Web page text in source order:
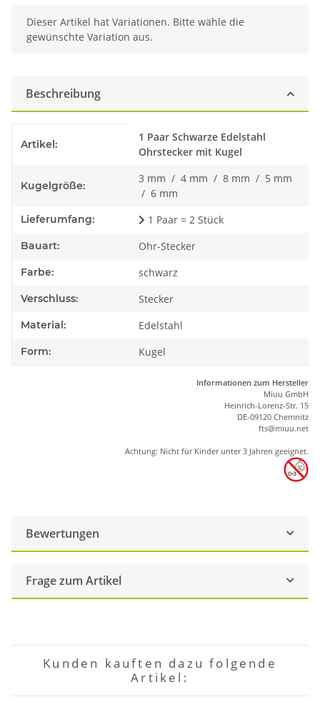
x
Dieser Artikel hat Variationen. Bitte wähle die
gewünschte Variation aus.
Beschreibung
Artikel:
1 Paar Schwarze Edelstahl
Ohrstecker mit Kugel
Kugelgröße:
3 mm / 4 mm / 8 mm / 5 mm
/ 6 mm
Lieferumfang: 1 Paar = 2 Stück
Bauart: Ohr-Stecker
Farbe: schwarz
Verschluss: Stecker
Material: Edelstahl
Form: Kugel
Informationen zum Hersteller
Miuu GmbH
Heinrich-Lorenz-Str. 15
DE-09120 Chemnitz
fts@miuu.net
Achtung: Nicht für Kinder unter 3 Jahren geeignet.
Bewertungen
Frage zum Artikel
Kunden kauften dazu folgende
Artikel: